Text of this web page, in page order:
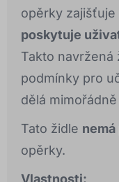
opěrky zajišťuje
poskytuje
Takto navržená
podmínky pro
dělá
Tato židle
opěrky.
Vlastnosti: